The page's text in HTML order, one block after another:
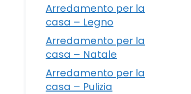
Arredamento per la
casa – Legno
Arredamento per la
casa – Natale
Arredamento per la
casa – Pulizia